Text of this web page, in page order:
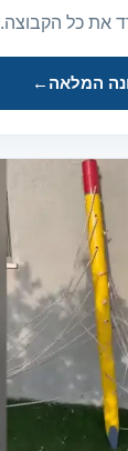
את כל הקבוצה.
המלאה ←